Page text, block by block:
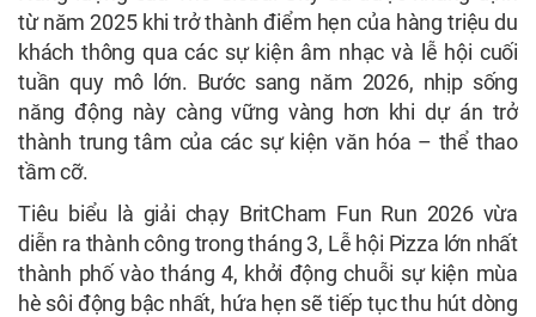
từ năm 2025 khi trở thành điểm hẹn của hàng triệu du
khách thông qua các sự kiện âm nhạc và lễ hội cuối
tuần quy mô lớn. Bước sang năm 2026, nhịp sống
năng động này càng vững vàng hơn khi dự án trở
thành trung tâm của các sự kiện văn hóa – thể thao
tầm cỡ.
Tiêu biểu là giải chạy BritCham Fun Run 2026 vừa
diễn ra thành công trong tháng 3, Lễ hội Pizza lớn nhất
thành phố vào tháng 4, khởi động chuỗi sự kiện mùa
hè sôi động bậc nhất, hứa hẹn sẽ tiếp tục thu hút dòng